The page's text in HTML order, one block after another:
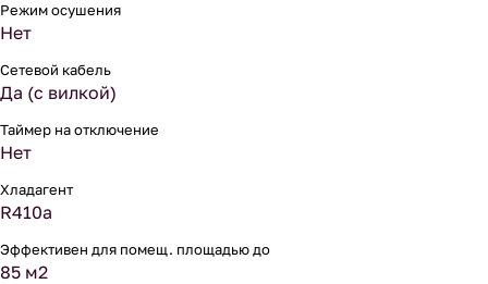
Режим осушения
Нет
Сетевой кабель
Да (с вилкой)
Таймер на отключение
Нет
Хладагент
R410a
Эффективен для помещ. площадью до
85 м2